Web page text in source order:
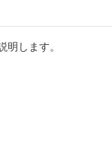
します。